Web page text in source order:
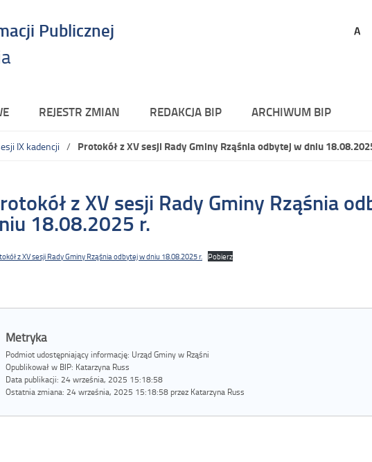
Publicznej
REJESTR ZMIAN REDAKCJA BIP ARCHIWUM BIP
IX kadencji Protokół z XV sesji Rady Gminy Rząśnia odbytej w dniu
z XV sesji Rady Gminy Rząśnia
18.08.2025 r.
z XV sesji Rady Gminy Rząśnia odbytej w dniu 18.08.2025 r. Pobierz
Metryka
Podmiot udostępniający informację: Urząd Gminy w Rząśni
Opublikował w BIP: Katarzyna Russ
Data publikacji: 24 września, 2025 15:18:58
Ostatnia zmiana: 24 września, 2025 15:18:58 przez Katarzyna Russ